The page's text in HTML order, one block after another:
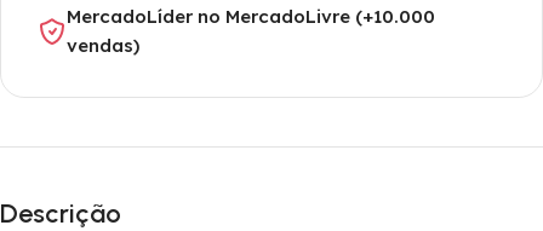
MercadoLíder no MercadoLivre (+10.000
vendas)
Descrição